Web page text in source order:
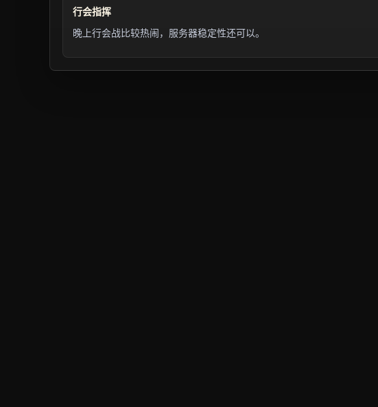
行会指挥
晚上行会战比较热闹，服务器稳定性还可以。